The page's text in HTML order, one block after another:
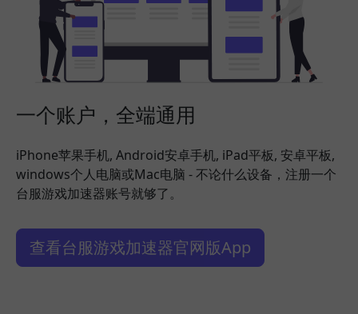
一个账户，全端通用
iPhone苹果手机, Android安卓手机, iPad平板, 安卓平板,
windows个人电脑或Mac电脑 - 不论什么设备，注册一个
台服游戏加速器账号就够了。
查看台服游戏加速器官网版App